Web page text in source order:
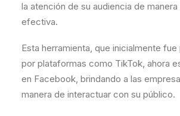
la atención de su audiencia de manera
efectiva.
Esta herramienta, que inicialmente fue
por plataformas como TikTok, ahora
en Facebook, brindando a las
manera de interactuar con su público.